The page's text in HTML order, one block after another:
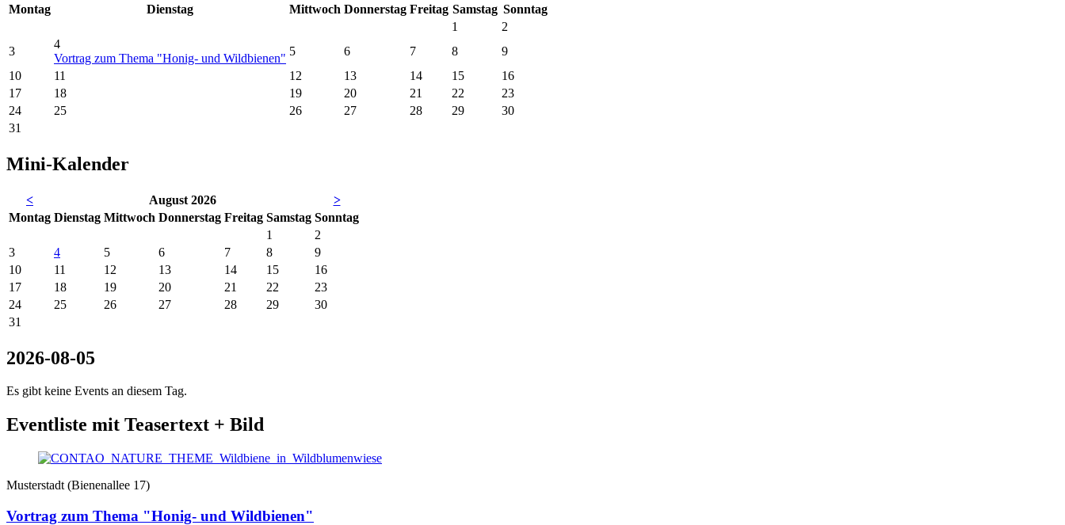
Montag Dienstag Mittwoch Donnerstag Freitag Samstag Sonntag
1
2
3
4
Vortrag zum Thema "Honig- und Wildbienen"
5 6 7 8
9
10
11 12 13 14 15
16
17
18 19 20 21 22
23
24
25 26 27 28 29
30
31
Mini-Kalender
< August 2026
>
Montag Dienstag Mittwoch Donnerstag Freitag Samstag Sonntag
1
2
3
4 5 6 7 8
9
10
11 12 13 14 15
16
17
18 19 20 21 22
23
24
25 26 27 28 29
30
31
2026-08-05
Es gibt keine Events an diesem Tag.
Eventliste mit Teasertext + Bild
Musterstadt (Bienenallee 17)
Vortrag zum Thema "Honig- und Wildbienen"